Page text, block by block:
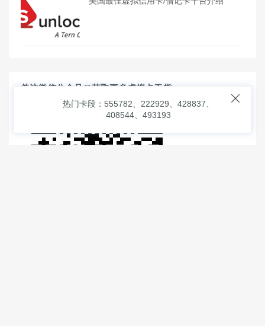
关注微信公众号@获取更多虚拟卡干货

热门卡段：555782、222929、428837、
408544、493193